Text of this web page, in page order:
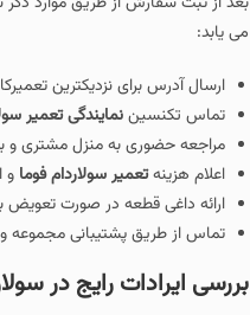
می یابد:
ارسال آدرس برای نزدیکترین
تماس تکنسیننمایندگی تعمیر
مراجعه حضوری به منزل مشتری و
اعلام هزینهتعمیر سولاردام فوما و
ارائه داغی قطعه در صورت تعویض
تماس از طریق پشتیبانی
بررسی ایرادات رایج در